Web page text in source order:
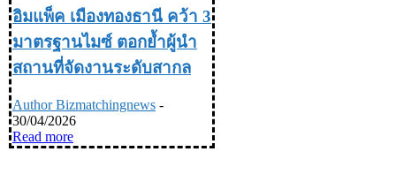
อิมแพ็ค เมืองทองธานี คว้า 3
มาตรฐานไมซ์ ตอกย้ำผู้นำ
สถานที่จัดงานระดับสากล
Author Bizmatchingnews -
30/04/2026
Read more